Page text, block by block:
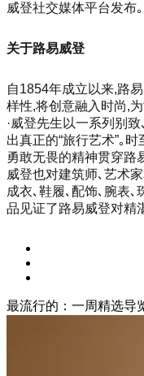
威登社交媒体平台发布｡
关于路易威登
自1854年成立以来,路
样性,将创意融入时尚,
·威登先生以一系列别
出真正的“旅行艺术”｡
勇敢无畏的精神贯穿路
威登也对建筑师､艺术
成衣､鞋履､配饰､腕表
品见证了路易威登对精
最流行的：一周精选导